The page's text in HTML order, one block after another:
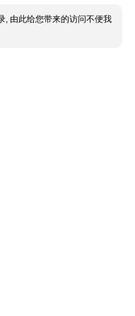
, 由此给您带来的访问不便我